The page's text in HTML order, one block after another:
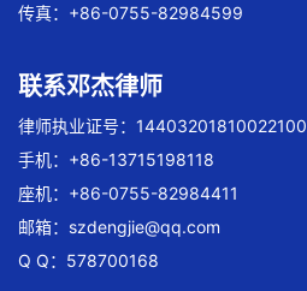
传真：+86-0755-82984599
联系邓杰律师
律师执业证号：14403201810022100
手机：+86-13715198118
座机：+86-0755-82984411
邮箱： szdengjie@qq.com
Q Q：578700168